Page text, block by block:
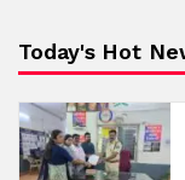
Today's Hot